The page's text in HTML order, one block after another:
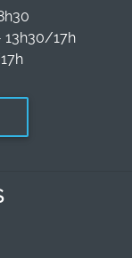
13h30/17h